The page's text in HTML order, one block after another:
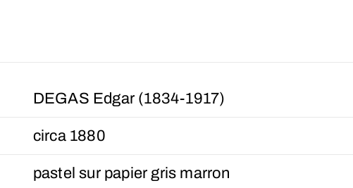
DEGAS Edgar (1834-1917)
circa 1880
pastel sur papier gris marron